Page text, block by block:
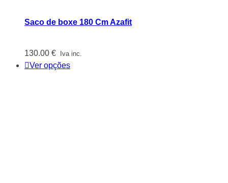
Saco de boxe 180 Cm Azafit
130.00 € Iva inc.
Ver opções